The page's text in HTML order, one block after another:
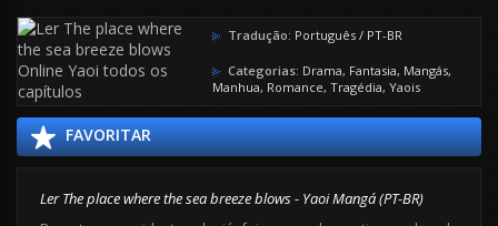
Tradução: Português / PT-BR
Categorias: Drama, Fantasia, Mangás,
Manhua, Romance, Tragédia, Yaois
FAVORITAR
Ler The place where the sea breeze blows - Yaoi Mangá (PT-BR)